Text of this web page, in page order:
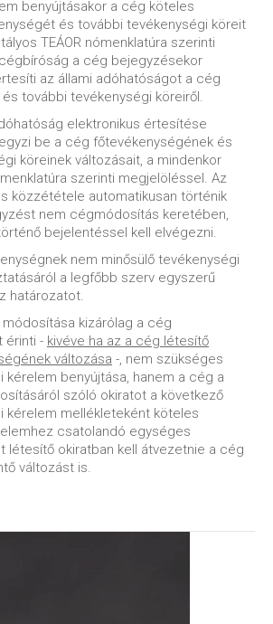
benyújtásakor a cég köteles
és további tevékenységi köreit
TEÁOR nómenklatúra szerinti
a cég bejegyzésekor
az állami adóhatóságot a cég
további tevékenységi köreiről.
elektronikus értesítése
be a cég főtevékenységének és
köreinek változásait, a mindenkor
szerinti megjelöléssel. Az
közzététele automatikusan történik
nem cégmódosítás keretében,
bejelentéssel kell elvégezni.
nem minősülő tevékenységi
a legfőbb szerv egyszerű
határozatot.
kizárólag a cég
érinti - kivéve ha az a cég létesítő
változása -, nem szükséges
kérelem benyújtása, hanem a cég a
szóló okiratot a következő
kérelem mellékleteként köteles
csatolandó egységes
létesítő okiratban kell átvezetnie a cég
változást is.